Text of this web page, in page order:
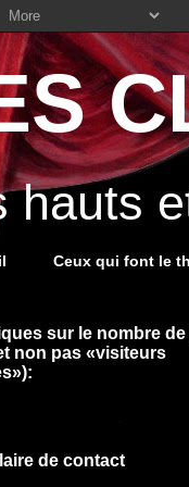
hauts
Ceux qui font le
sur le nombre
non pas «visiteurs
de contact